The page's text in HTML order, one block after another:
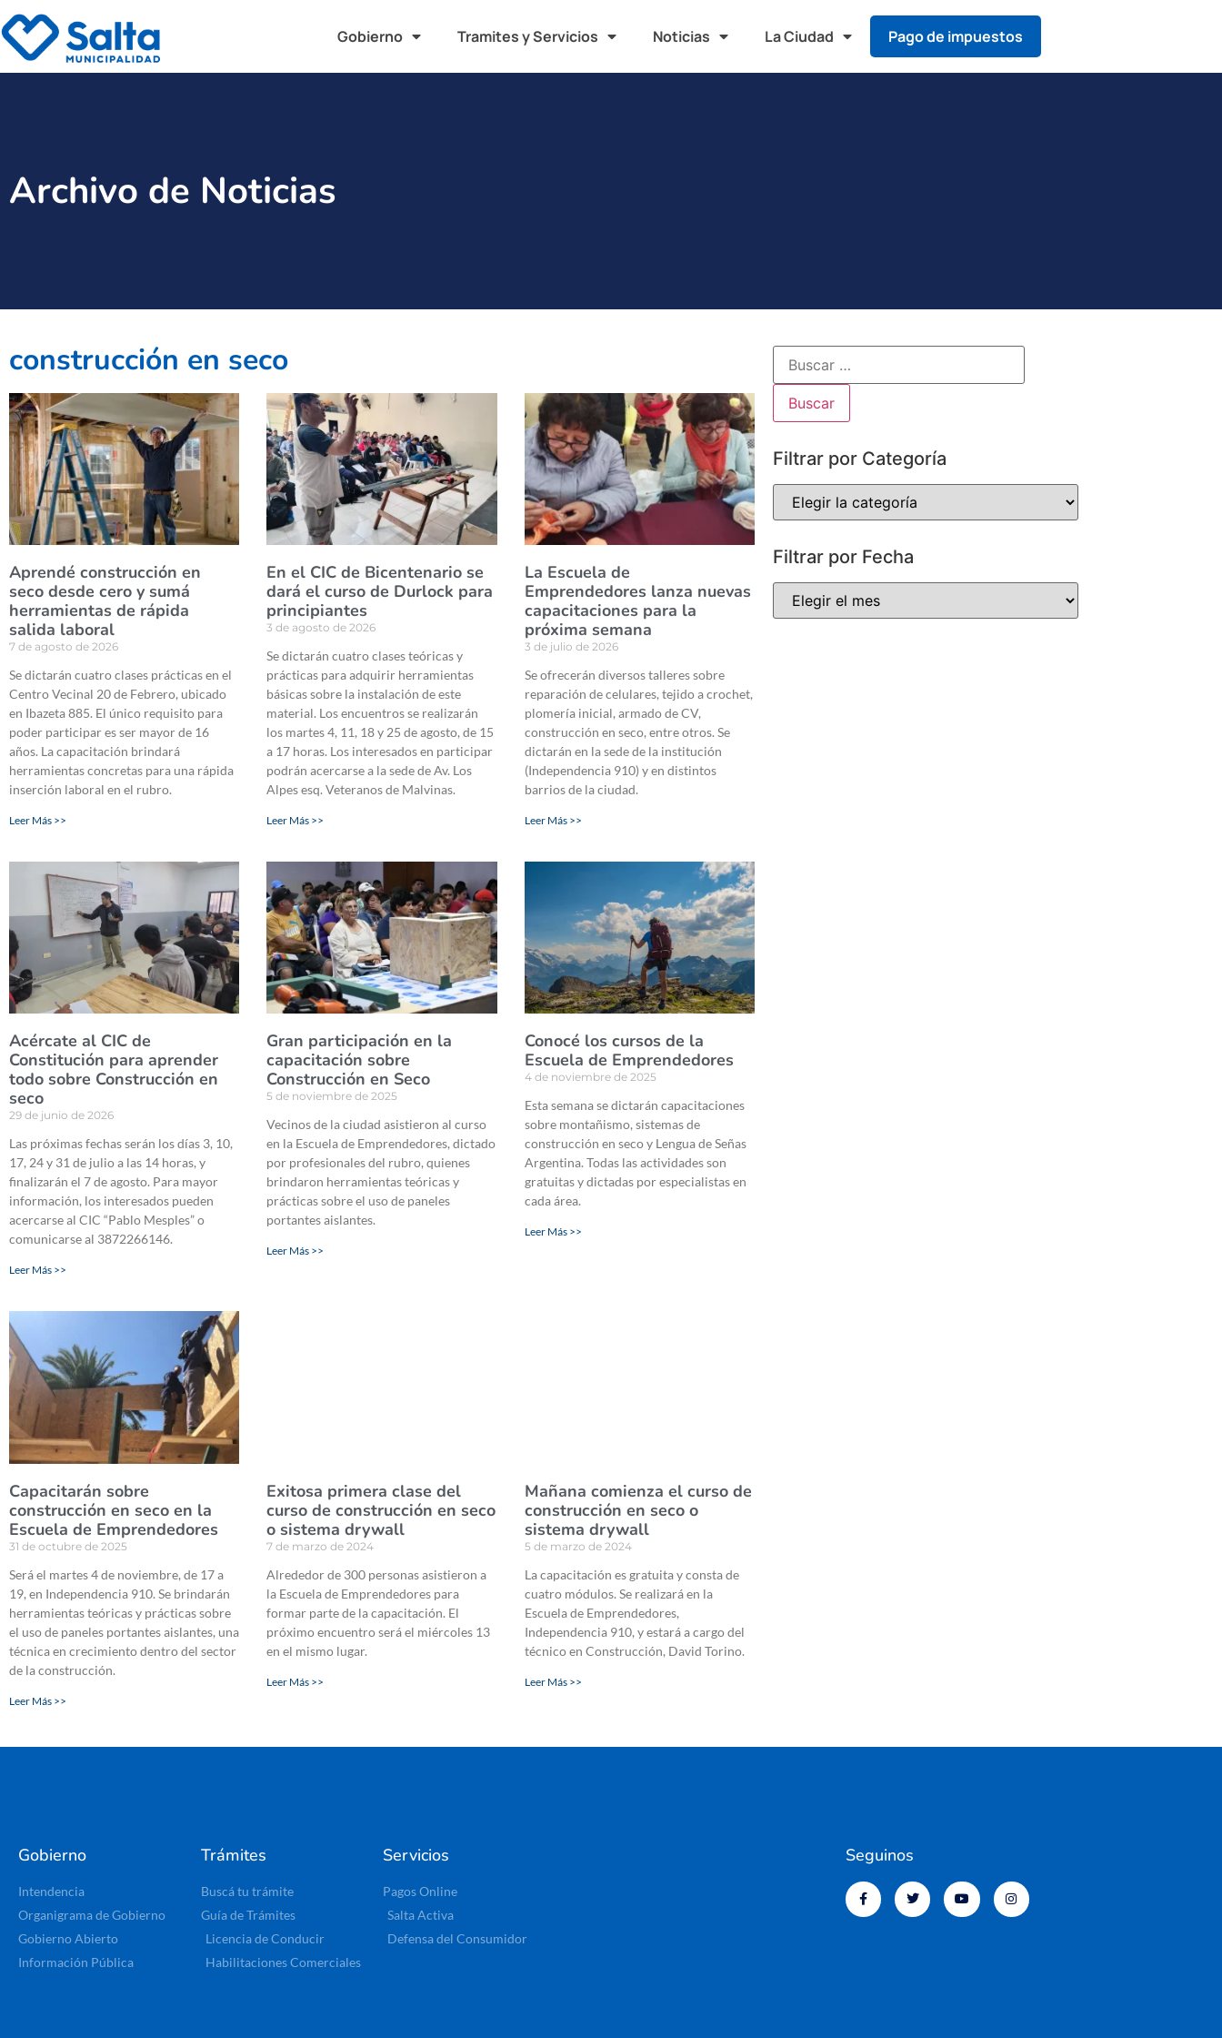
Gobierno Tramites y Servicios Noticias La Ciudad Pago de impuestos
Archivo de Noticias
construcción en seco
Aprendé construcción en
seco desde cero y sumá
herramientas de rápida
salida laboral
7 de agosto de 2026
Se dictarán cuatro clases prácticas en el
Centro Vecinal 20 de Febrero, ubicado
en Ibazeta 885. El único requisito para
poder participar es ser mayor de 16
años. La capacitación brindará
herramientas concretas para una rápida
inserción laboral en el rubro.
Leer Más >>
En el CIC de Bicentenario se
dará el curso de Durlock para
principiantes
3 de agosto de 2026
Se dictarán cuatro clases teóricas y
prácticas para adquirir herramientas
básicas sobre la instalación de este
material. Los encuentros se realizarán
los martes 4, 11, 18 y 25 de agosto, de 15
a 17 horas. Los interesados en participar
podrán acercarse a la sede de Av. Los
Alpes esq. Veteranos de Malvinas.
Leer Más >>
La Escuela de
Emprendedores lanza nuevas
capacitaciones para la
próxima semana
3 de julio de 2026
Se ofrecerán diversos talleres sobre
reparación de celulares, tejido a crochet,
plomería inicial, armado de CV,
construcción en seco, entre otros. Se
dictarán en la sede de la institución
(Independencia 910) y en distintos
barrios de la ciudad.
Leer Más >>
Acércate al CIC de
Constitución para aprender
todo sobre Construcción en
seco
29 de junio de 2026
Las próximas fechas serán los días 3, 10,
17, 24 y 31 de julio a las 14 horas, y
finalizarán el 7 de agosto. Para mayor
información, los interesados pueden
acercarse al CIC “Pablo Mesples” o
comunicarse al 3872266146.
Leer Más >>
Gran participación en la
capacitación sobre
Construcción en Seco
5 de noviembre de 2025
Vecinos de la ciudad asistieron al curso
en la Escuela de Emprendedores, dictado
por profesionales del rubro, quienes
brindaron herramientas teóricas y
prácticas sobre el uso de paneles
portantes aislantes.
Leer Más >>
Conocé los cursos de la
Escuela de Emprendedores
4 de noviembre de 2025
Esta semana se dictarán capacitaciones
sobre montañismo, sistemas de
construcción en seco y Lengua de Señas
Argentina. Todas las actividades son
gratuitas y dictadas por especialistas en
cada área.
Leer Más >>
Capacitarán sobre
construcción en seco en la
Escuela de Emprendedores
31 de octubre de 2025
Será el martes 4 de noviembre, de 17 a
19, en Independencia 910. Se brindarán
herramientas teóricas y prácticas sobre
el uso de paneles portantes aislantes, una
técnica en crecimiento dentro del sector
de la construcción.
Leer Más >>
Exitosa primera clase del
curso de construcción en seco
o sistema drywall
7 de marzo de 2024
Alrededor de 300 personas asistieron a
la Escuela de Emprendedores para
formar parte de la capacitación. El
próximo encuentro será el miércoles 13
en el mismo lugar.
Leer Más >>
Mañana comienza el curso de
construcción en seco o
sistema drywall
5 de marzo de 2024
La capacitación es gratuita y consta de
cuatro módulos. Se realizará en la
Escuela de Emprendedores,
Independencia 910, y estará a cargo del
técnico en Construcción, David Torino.
Leer Más >>
Filtrar por Categoría
Filtrar por Fecha
Gobierno
Intendencia
Organigrama de Gobierno
Gobierno Abierto
Información Pública
Trámites
Buscá tu trámite
Guía de Trámites
Licencia de Conducir
Habilitaciones Comerciales
Servicios
Pagos Online
Salta Activa
Defensa del Consumidor
Seguinos